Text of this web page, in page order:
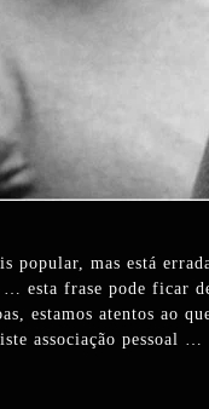
popular, mas está
esta frase pode ficar
estamos atentos ao
associação pessoal